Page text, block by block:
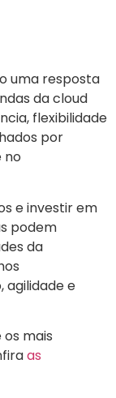
uma resposta
da cloud
flexibilidade
por
no
e investir em
podem
da
agilidade e
mais
as